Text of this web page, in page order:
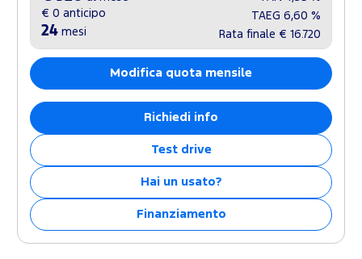
€ 0 anticipo
24 mesi
TAEG 6,60 %
Rata finale € 16.720
Modifica quota mensile
Richiedi info
Test drive
Hai un usato?
Finanziamento